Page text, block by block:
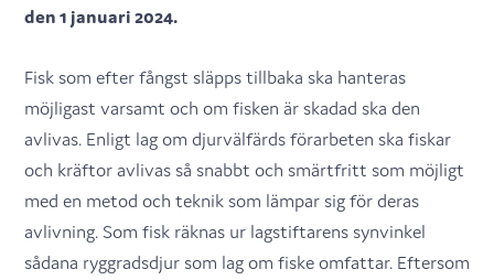
den 1 januari 2024.
Fisk som efter fångst släpps tillbaka ska hanteras
möjligast varsamt och om fisken är skadad ska den
avlivas. Enligt lag om djurvälfärds förarbeten ska fiskar
och kräftor avlivas så snabbt och smärtfritt som möjligt
med en metod och teknik som lämpar sig för deras
avlivning. Som fisk räknas ur lagstiftarens synvinkel
sådana ryggradsdjur som lag om fiske omfattar. Eftersom